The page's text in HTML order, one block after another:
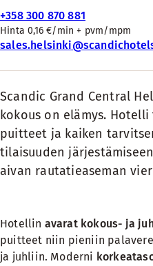
+358 300 870 881
Hinta 0,16 €/min + pvm/mpm
Scandic Grand Central
kokous on elämys.
puitteet ja kaiken
tilaisuuden
aivan rautatieaseman
Hotellin avarat kokous- ja
puitteet niin pieniin
ja juhliin. Moderni